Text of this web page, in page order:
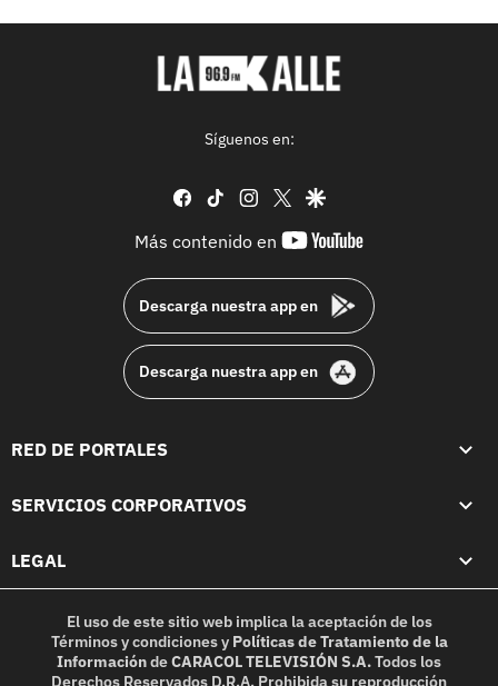
Síguenos en:
facebook
tiktok instagram
twittergoogle
Más contenido en
youtube-
Descarga nuestra app en
Descarga nuestra app en
RED DE PORTALES
SERVICIOS CORPORATIVOS
LEGAL
El uso de este sitio web implica la aceptación de los
Términos y condicionesy Políticas de Tratamiento de la
InformacióndeCARACOL TELEVISIÓN S.A.Todos los